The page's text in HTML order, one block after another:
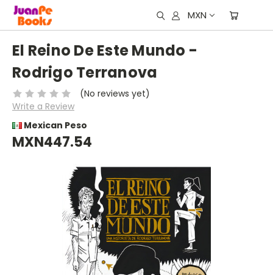
MXN
El Reino De Este Mundo -
Rodrigo Terranova
(No reviews yet)
Write a Review
Mexican Peso
MXN447.54